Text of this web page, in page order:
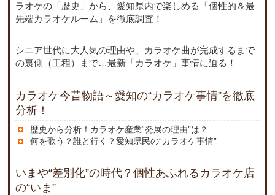
ラオケの「歴史」から、愛知県内で楽しめる「個性的＆最
先端カラオケルーム」を徹底調査！
シニア世代に大人気の理由や、カラオケ曲が完成するまで
の裏側（工程）まで…最新「カラオケ」事情に迫る！
カラオケ今昔物語～愛知の“カラオケ事情”を徹底
分析！
歴史から分析！カラオケ産業“発展の理由”は？
何を歌う？誰と行く？愛知県民の“カラオケ事情”
いまや“差別化”の時代？個性あふれるカラオケ店
の“いま”